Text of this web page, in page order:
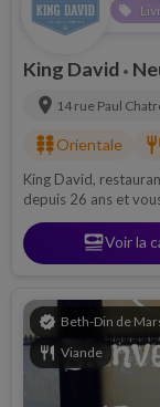
local_offer
King David •
location_on 14 rue Paul
kebab_diningOrientale
King David,
depuis 26 ans et
sur place. Chacun
de hareng, ou alors
fricassés.
set_mealVoir la
verified Beth-Din de
restaurant Viande